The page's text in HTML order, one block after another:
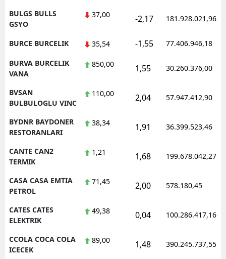
BULGS BULLS
GSYO
37,00 -2,17 181.928.021,96
BURCE BURCELIK 35,54 -1,55 77.406.946,18
BURVA BURCELIK
VANA
850,00 1,55 30.260.376,00
BVSAN
BULBULOGLU VINC
110,00 2,04 57.947.412,90
BYDNR BAYDONER
RESTORANLARI
38,34 1,91 36.399.523,46
CANTE CAN2
TERMIK
1,21 1,68 199.678.042,27
CASA CASA EMTIA
PETROL
71,45 2,00 578.180,45
CATES CATES
ELEKTRIK
49,38 0,04 100.286.417,16
CCOLA COCA COLA
ICECEK
89,00 1,48 390.245.737,55